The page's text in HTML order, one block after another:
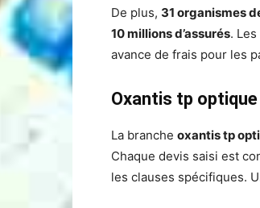
De plus, 31 organismes
10 millions d’assurés.
avance de frais pour les
Oxantis tp
La branche oxantis tp
Chaque devis saisi est
les clauses spécifiques.